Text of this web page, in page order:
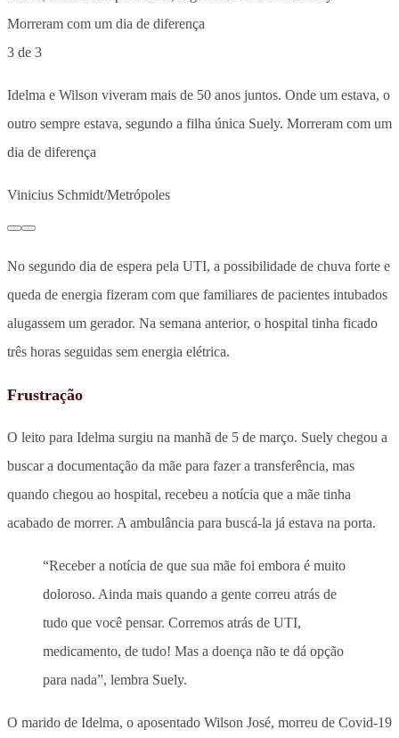
3 de 3
Idelma e Wilson viveram mais de 50 anos juntos. Onde um estava, o
outro sempre estava, segundo a filha única Suely. Morreram com um
dia de diferença
Vinicius Schmidt/Metrópoles
No segundo dia de espera pela UTI, a possibilidade de chuva forte e
queda de energia fizeram com que familiares de pacientes intubados
alugassem um gerador. Na semana anterior, o hospital tinha ficado
três horas seguidas sem energia elétrica.
Frustração
O leito para Idelma surgiu na manhã de 5 de março. Suely chegou a
buscar a documentação da mãe para fazer a transferência, mas
quando chegou ao hospital, recebeu a notícia que a mãe tinha
acabado de morrer. A ambulância para buscá-la já estava na porta.
“Receber a notícia de que sua mãe foi embora é muito
doloroso. Ainda mais quando a gente correu atrás de
tudo que você pensar. Corremos atrás de UTI,
medicamento, de tudo! Mas a doença não te dá opção
para nada”, lembra Suely.
O marido de Idelma, o aposentado Wilson José, morreu de Covid-19